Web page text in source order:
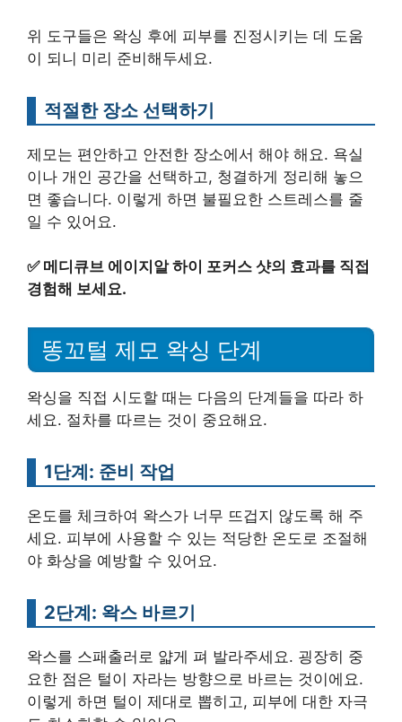
위 도구들은 왁싱 후에 피부를 진정시키는 데 도움
이 되니 미리 준비해두세요.
적절한 장소 선택하기
제모는 편안하고 안전한 장소에서 해야 해요. 욕실
이나 개인 공간을 선택하고, 청결하게 정리해 놓으
면 좋습니다. 이렇게 하면 불필요한 스트레스를 줄
일 수 있어요.
✅ 메디큐브 에이지알 하이 포커스 샷의 효과를 직접
경험해 보세요.
똥꼬털 제모 왁싱 단계
왁싱을 직접 시도할 때는 다음의 단계들을 따라 하
세요. 절차를 따르는 것이 중요해요.
1단계: 준비 작업
온도를 체크하여 왁스가 너무 뜨겁지 않도록 해 주
세요. 피부에 사용할 수 있는 적당한 온도로 조절해
야 화상을 예방할 수 있어요.
2단계: 왁스 바르기
왁스를 스패출러로 얇게 펴 발라주세요. 굉장히 중
요한 점은 털이 자라는 방향으로 바르는 것이에요.
이렇게 하면 털이 제대로 뽑히고, 피부에 대한 자극